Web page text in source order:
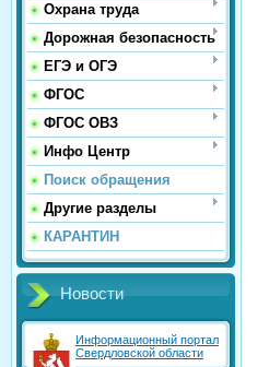
Охрана труда
Дорожная безопасность
ЕГЭ и ОГЭ
ФГОС
ФГОС ОВЗ
Инфо Центр
Поиск обращения
Другие разделы
КАРАНТИН
Новости
Информационный портал
Свердловской области